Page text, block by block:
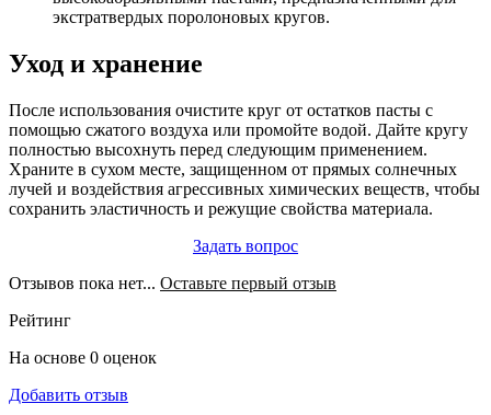
экстратвердых поролоновых кругов.
Уход и хранение
После использования очистите круг от остатков пасты с
помощью сжатого воздуха или промойте водой. Дайте кругу
полностью высохнуть перед следующим применением.
Храните в сухом месте, защищенном от прямых солнечных
лучей и воздействия агрессивных химических веществ, чтобы
сохранить эластичность и режущие свойства материала.
Задать вопрос
Отзывов пока нет... Оставьте первый отзыв
Рейтинг
На основе 0 оценок
Добавить отзыв